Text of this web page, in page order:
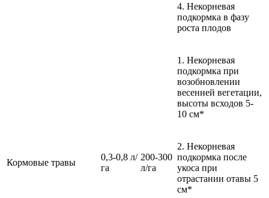
4. Некорневая
подкормка в фазу
роста плодов
Кормовые травы
0,3-0,8 л/
га
200-300
л/га
1. Некорневая
подкормка при
возобновлении
весенней вегетации,
высоты всходов 5-
10 см*
2. Некорневая
подкормка после
укоса при
отрастании отавы 5
см*